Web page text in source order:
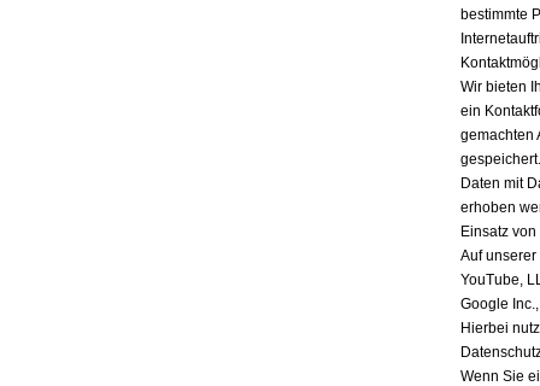
bestimmte
Wir bieten
ein
gemachten
Daten mit
erhoben
Einsatz
Auf
YouTube,
Google
Hierbei
Wenn Sie